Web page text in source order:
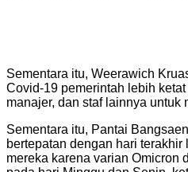
Sementara itu, Weerawich
Covid-19 pemerintah lebih
manajer, dan staf lainnya untuk
Sementara itu, Pantai
bertepatan dengan hari
mereka karena varian Omicron